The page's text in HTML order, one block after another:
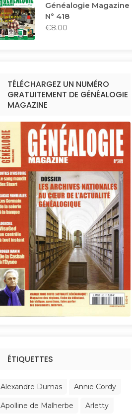
Généalogie Magazine
N° 418
€8.00
TÉLÉCHARGEZ UN NUMÉRO
GRATUITEMENT DE GÉNÉALOGIE
MAGAZINE
ÉTIQUETTES
Alexandre Dumas Annie Cordy
Apolline de Malherbe Arletty